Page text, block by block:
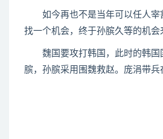
如今再也不是当年可以任人宰
找一个机会，终于孙膑久等的机会
魏国要攻打韩国，此时的韩国
膑，孙膑采用围魏救赵。庞涓带